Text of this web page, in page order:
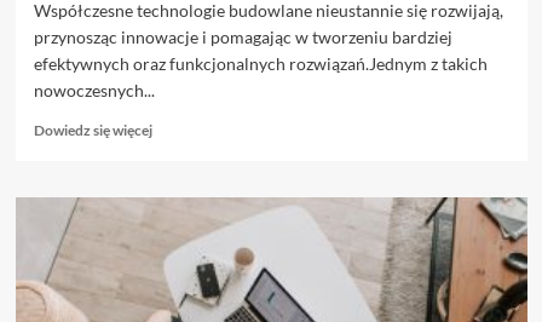
Współczesne technologie budowlane nieustannie się rozwijają,
przynosząc innowacje i pomagając w tworzeniu bardziej
efektywnych oraz funkcjonalnych rozwiązań.Jednym z takich
nowoczesnych...
Dowiedz się więcejDowiedz
o
Pracowniczy
Płyty
Warstwowej: